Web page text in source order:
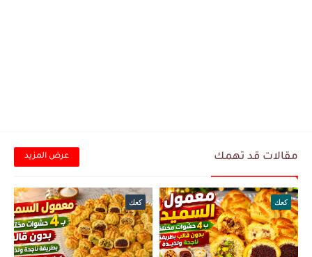
مقالات قد تهمك عرض المزيد
كعك كعك